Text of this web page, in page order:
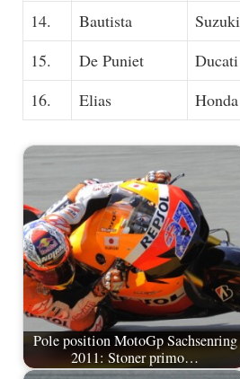
14.
Bautista Suzuki
15.
De Puniet Ducati
16.
Elias Honda
Pole position MotoGp Sachsenring
2011: Stoner primo…